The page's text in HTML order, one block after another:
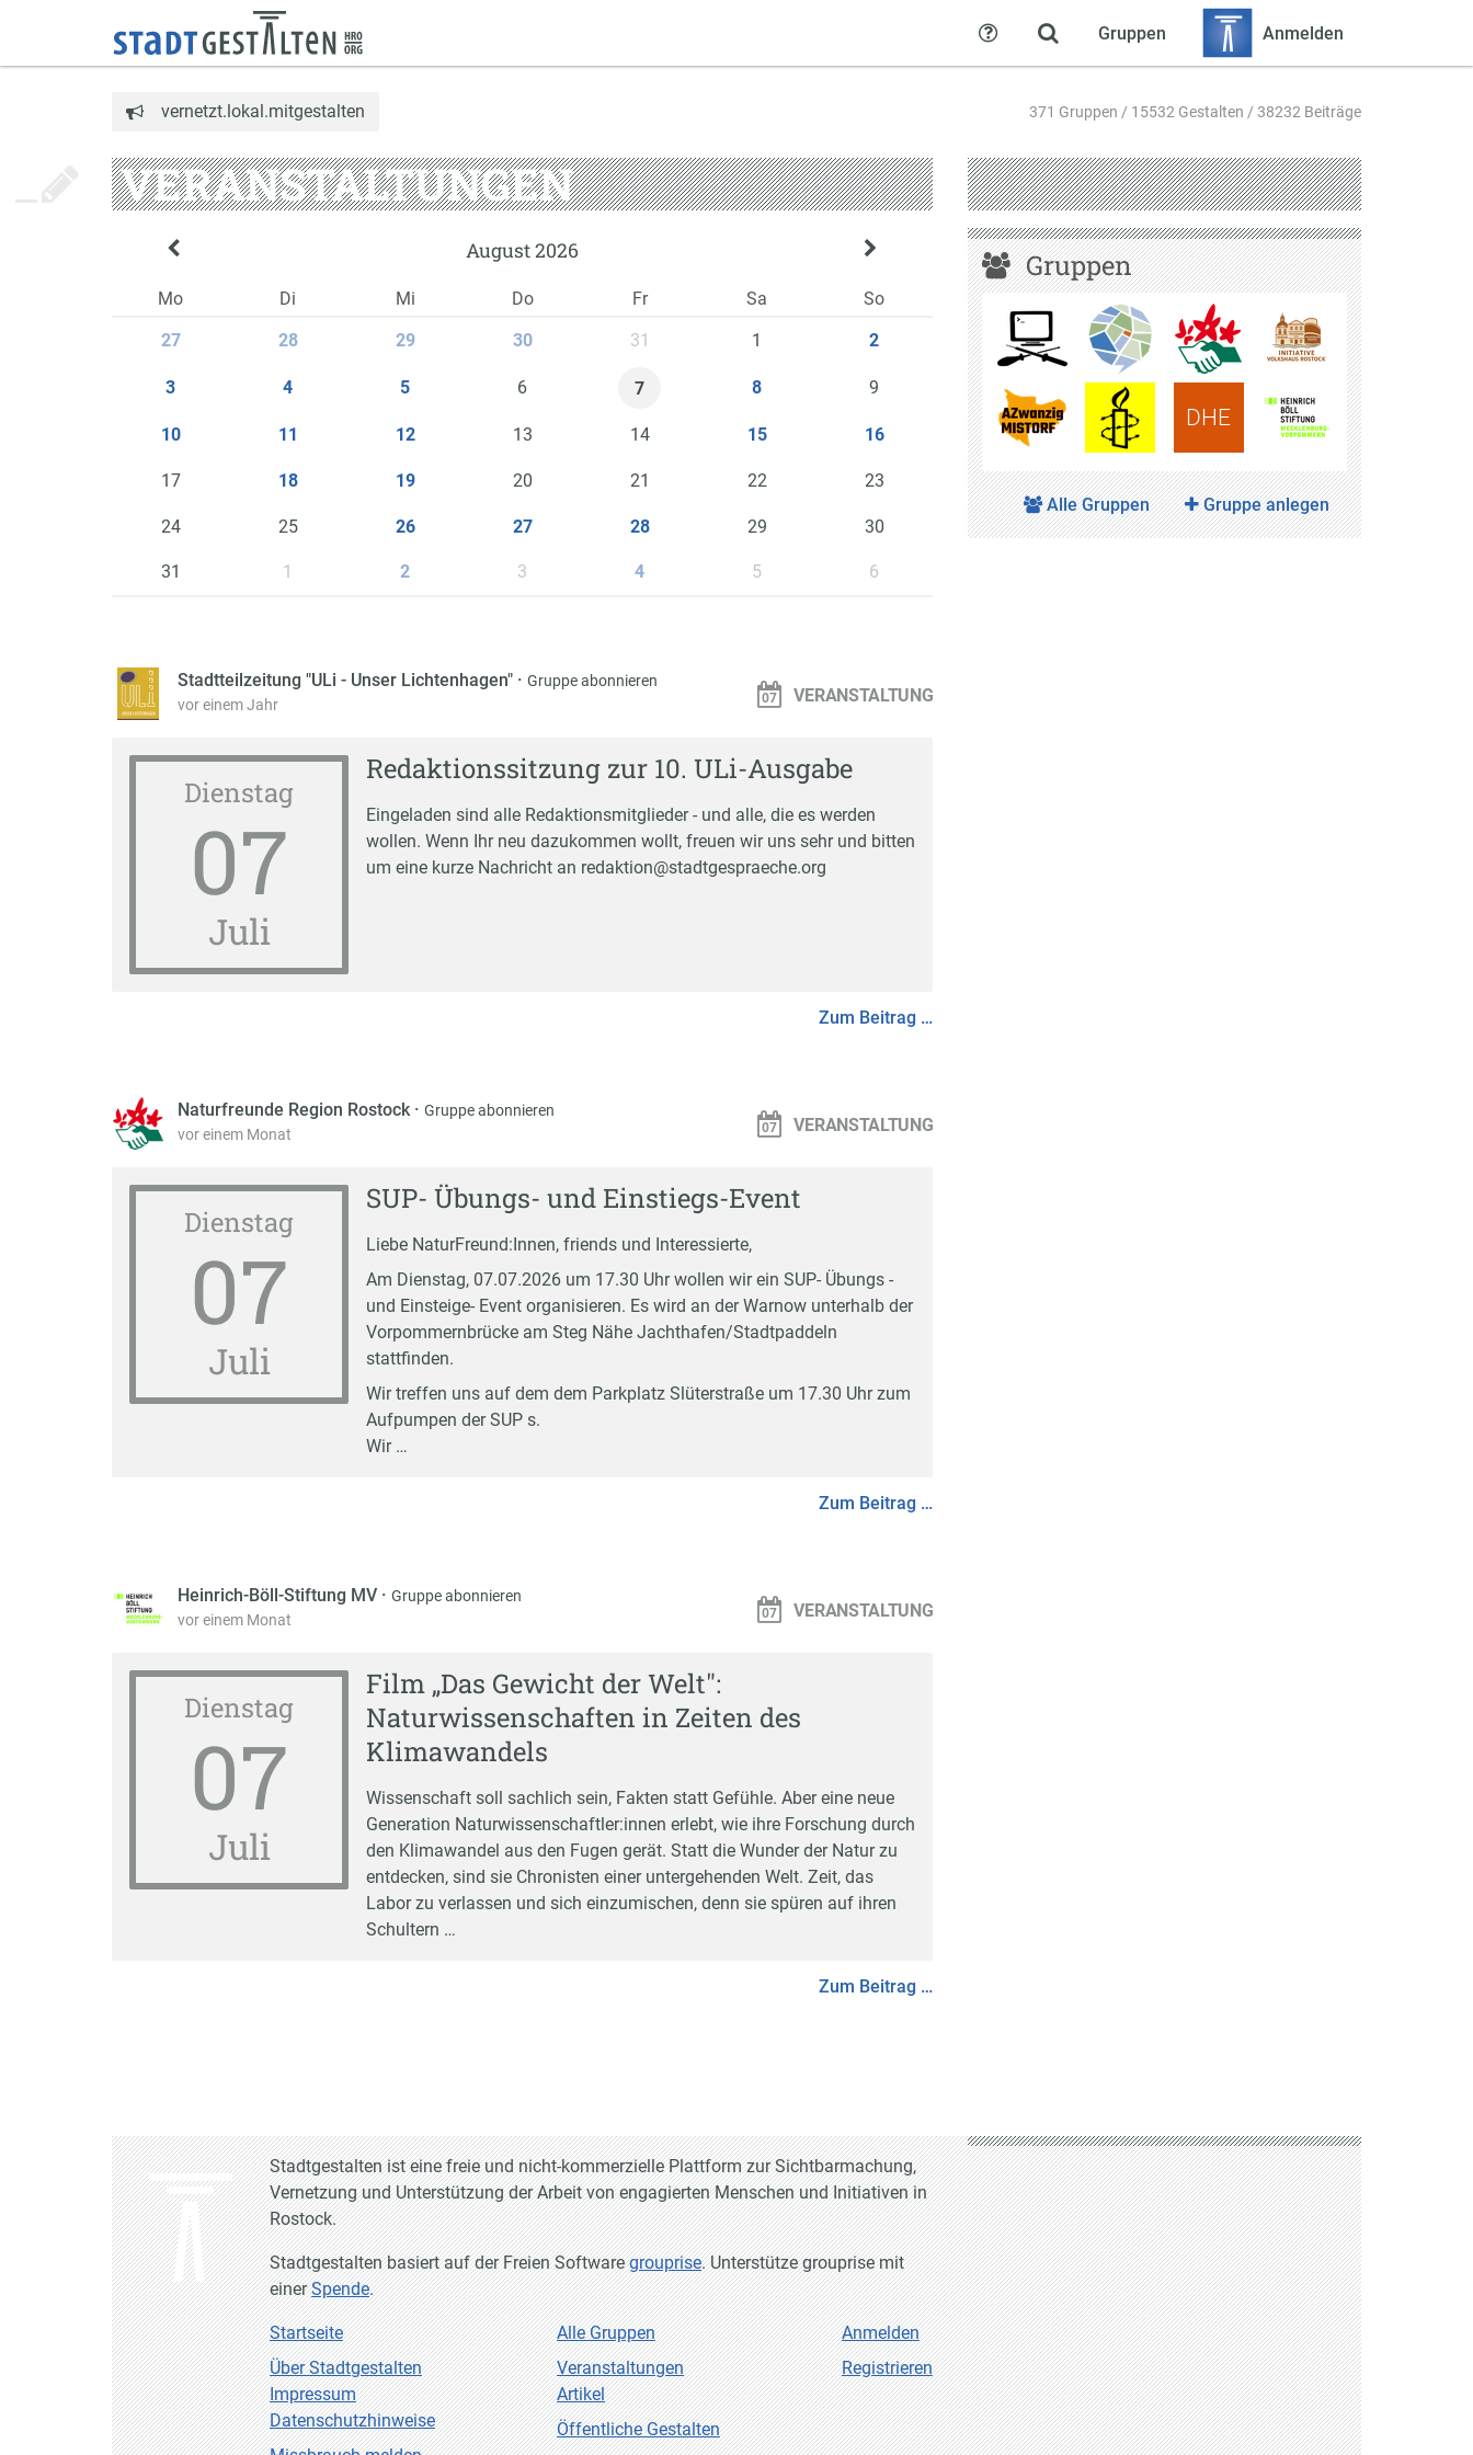
Gruppen Anmelden
Hilfe
vernetzt.lokal.mitgestalten 371 Gruppen / 15532 Gestalten / 38232 Beiträge
VERANSTALTUNGEN
August 2026
Mo Di Mi Do Fr Sa So
27 28 29 30 31 1 2
3 4 5 6 7 8 9
10 11 12 13 14 15 16
17 18 19 20 21 22 23
24 25 26 27 28 29 30
31 1 2 3 4 5 6
Stadtteilzeitung "ULi - Unser Lichtenhagen" · Gruppe abonnieren
vor einem Jahr
VERANSTALTUNG
Dienstag
07
Juli
Redaktionssitzung zur 10. ULi-Ausgabe
Eingeladen sind alle Redaktionsmitglieder - und alle, die es werden
wollen. Wenn Ihr neu dazukommen wollt, freuen wir uns sehr und bitten
um eine kurze Nachricht an redaktion@stadtgespraeche.org
Zum Beitrag …
Naturfreunde Region Rostock · Gruppe abonnieren
vor einem Monat
VERANSTALTUNG
Dienstag
07
Juli
SUP- Übungs- und Einstiegs-Event
Liebe NaturFreund:Innen, friends und Interessierte,
Am Dienstag, 07.07.2026 um 17.30 Uhr wollen wir ein SUP- Übungs -
und Einsteige- Event organisieren. Es wird an der Warnow unterhalb der
Vorpommernbrücke am Steg Nähe Jachthafen/Stadtpaddeln
stattfinden.
Wir treffen uns auf dem dem Parkplatz Slüterstraße um 17.30 Uhr zum
Aufpumpen der SUP s.
Wir …
Zum Beitrag …
Heinrich-Böll-Stiftung MV · Gruppe abonnieren
vor einem Monat
VERANSTALTUNG
Dienstag
07
Juli
Film „Das Gewicht der Welt":
Naturwissenschaften in Zeiten des
Klimawandels
Wissenschaft soll sachlich sein, Fakten statt Gefühle. Aber eine neue
Generation Naturwissenschaftler:innen erlebt, wie ihre Forschung durch
den Klimawandel aus den Fugen gerät. Statt die Wunder der Natur zu
entdecken, sind sie Chronisten einer untergehenden Welt. Zeit, das
Labor zu verlassen und sich einzumischen, denn sie spüren auf ihren
Schultern …
Zum Beitrag …
Gruppen
DHE
Alle Gruppen Gruppe anlegen
Stadtgestalten ist eine freie und nicht-kommerzielle Plattform zur Sichtbarmachung,
Vernetzung und Unterstützung der Arbeit von engagierten Menschen und Initiativen in
Rostock.
Stadtgestalten basiert auf der Freien Softwaregrouprise. Unterstütze grouprise mit
einerSpende.
Startseite
Über Stadtgestalten
Impressum
Datenschutzhinweise
Alle Gruppen
Veranstaltungen
Artikel
Öffentliche Gestalten
Anmelden
Registrieren